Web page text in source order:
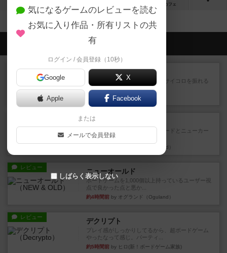
カフェ
会員の新しい投稿
レビュー 街コロ通
街コロとの違いは初めから二つサイコロを振れる
など、少しの違いはあるけれ...
約3時間前 by くみ
ニューオールド
ゲーム終了時に、「オールドカードとニューカー
ドのどちらもある」 状態に...
by オグランド（Oguland）
レビュー ニューオールド
ボードゲームを1,000個以上持っているユーザー視
点で良かった点と悪か...
約4時間前 by オグランド（Oguland）
レビュー デクリプト
プレイ感がしっかりしてるから、超ボードゲーム
やったなって感じ。パーティ...
約5時間前 by ヒロ(新！ボードゲーム家族)
気になるゲームのレビューを読む
お気に入り作品・所有リストの共
有
ログイン / 会員登録（10秒）
Google X
Apple Facebook
または
メールで会員登録
しばらく表示しない